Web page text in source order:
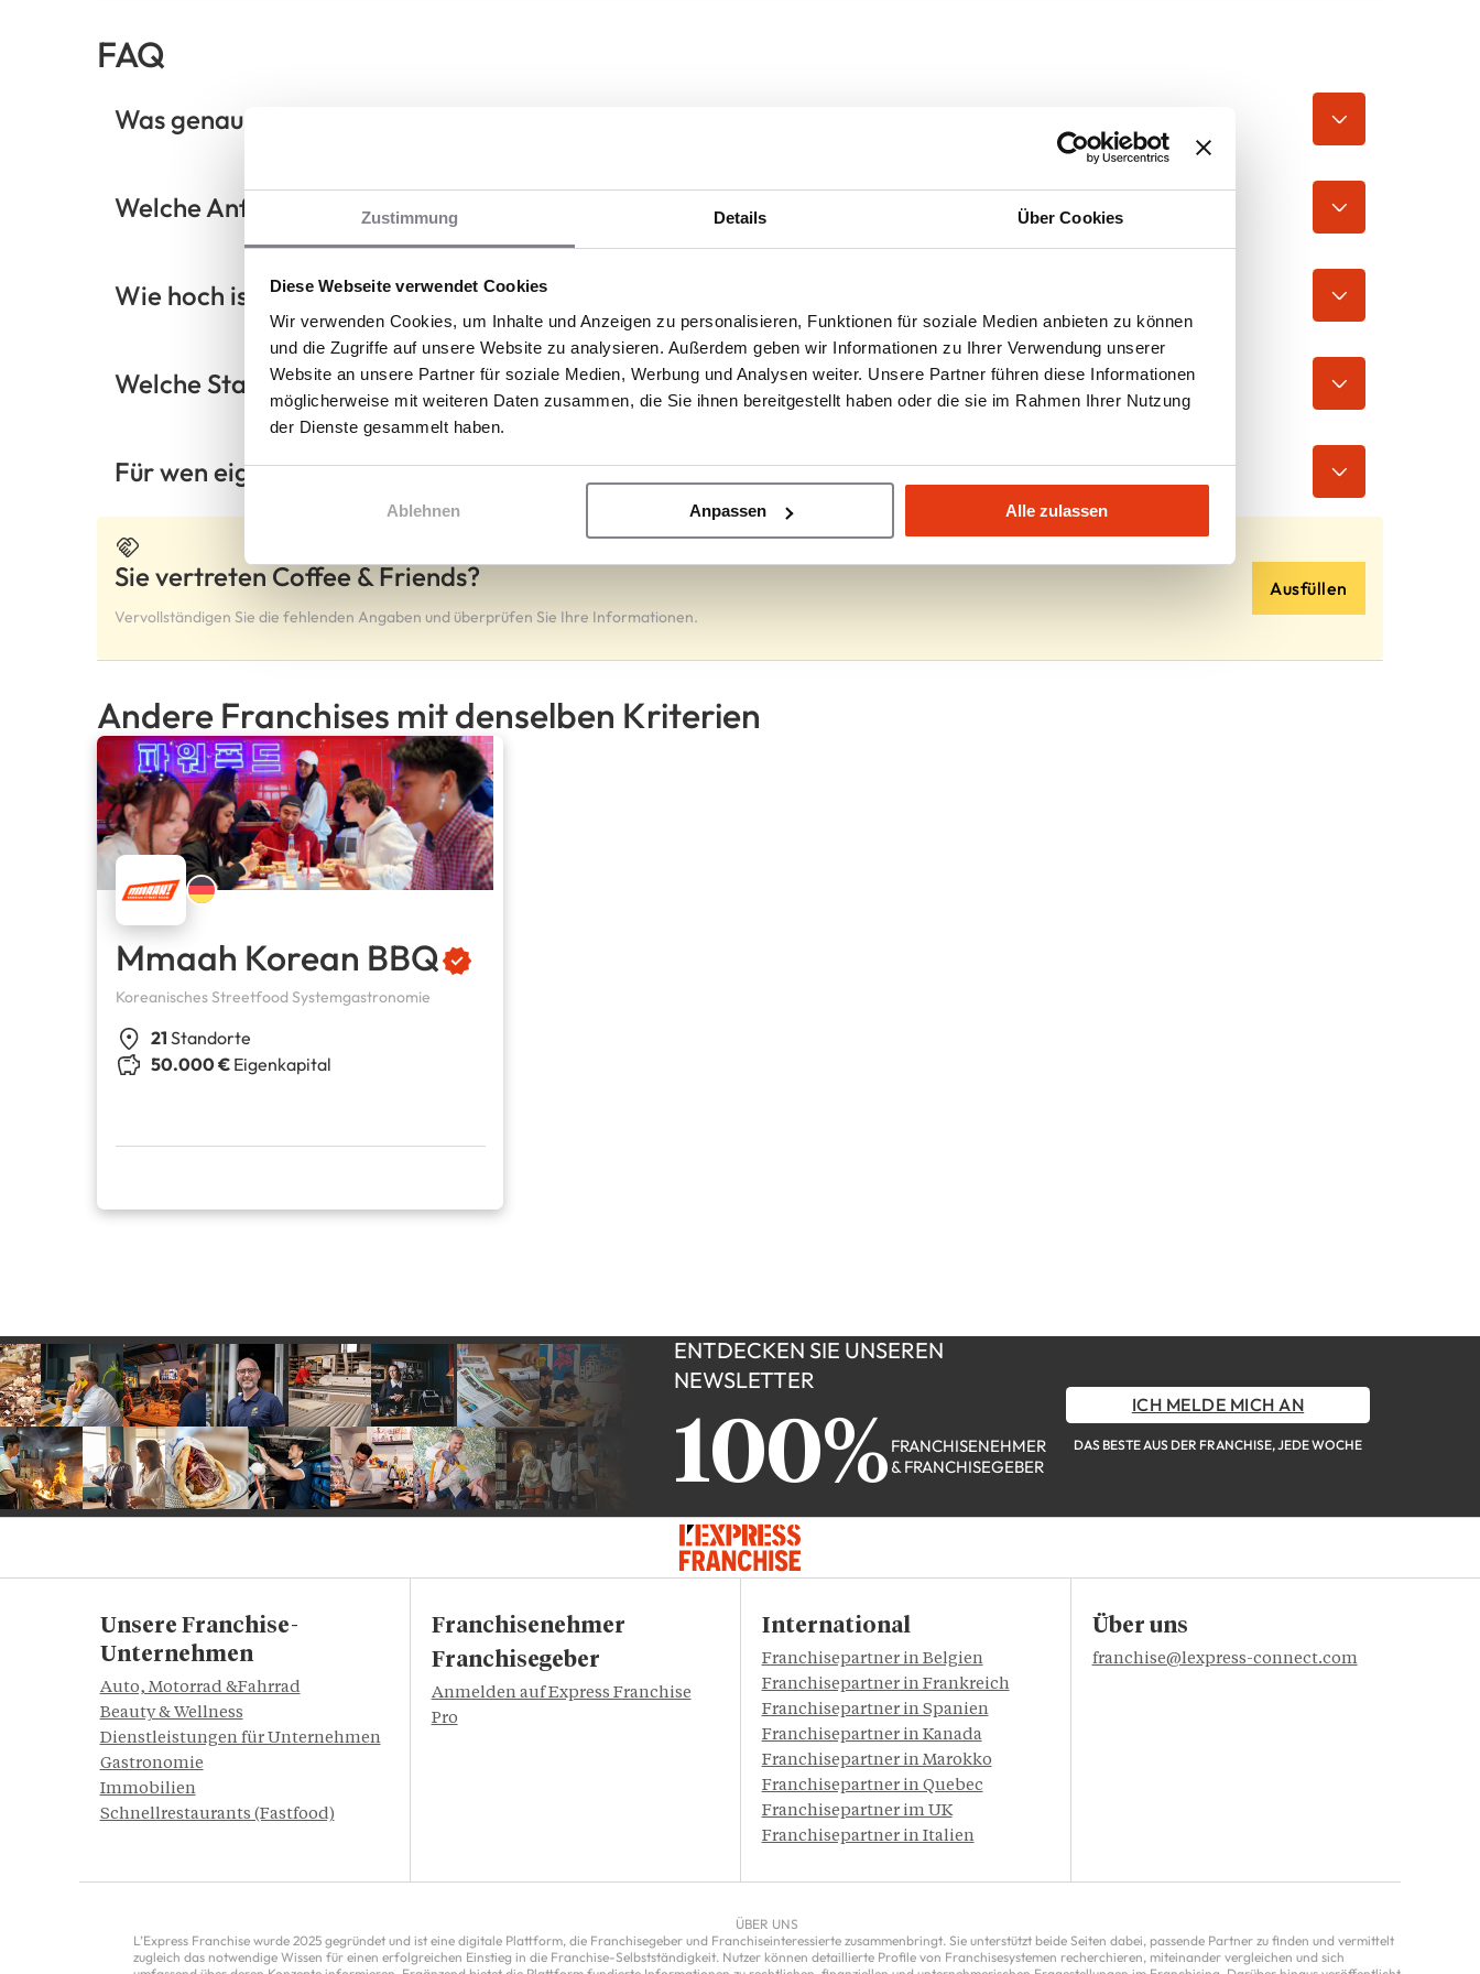
Zustimmung Details Über Cookies
Diese Webseite verwendet Cookies
Wir verwenden Cookies, um Inhalte und Anzeigen zu personalisieren, Funktionen für soziale Medien anbieten zu können
und die Zugriffe auf unsere Website zu analysieren. Außerdem geben wir Informationen zu Ihrer Verwendung unserer
Website an unsere Partner für soziale Medien, Werbung und Analysen weiter. Unsere Partner führen diese Informationen
möglicherweise mit weiteren Daten zusammen, die Sie ihnen bereitgestellt haben oder die sie im Rahmen Ihrer Nutzung
der Dienste gesammelt haben.
Ablehnen Anpassen Alle zulassen
FAQ
Was genau ist Coffee & Friends und wie ist das Geschäftsmodell aufgebaut?
Welche Anforderungen stellt Coffee & Friends an Franchisenehmer?
Wie hoch ist der Investitionsaufwand bei Coffee & Friends?
Welche Standorte eignen sich besonders gut für das Konzept?
Für wen eignet sich Coffee & Friends als Franchise- bzw. Lizenzmodell?
Sie vertreten Coffee & Friends?
Vervollständigen Sie die fehlenden Angaben und überprüfen Sie Ihre Informationen.
Ausfüllen
Andere Franchises mit denselben Kriterien
Mmaah Korean BBQ
Koreanisches Streetfood Systemgastronomie
21 Standorte
50.000 € Eigenkapital
ENTDECKEN SIE UNSEREN
NEWSLETTER
100% FRANCHISENEHMER
& FRANCHISEGEBER
ICH MELDE MICH AN
DAS BESTE AUS DER FRANCHISE, JEDE WOCHE
Unsere Franchise-
Unternehmen
Auto, Motorrad &Fahrrad
Beauty & Wellness
Dienstleistungen für Unternehmen
Gastronomie
Immobilien
Schnellrestaurants (Fastfood)
Franchisenehmer
Franchisegeber
Anmelden auf Express Franchise
Pro
International
Franchisepartner in Belgien
Franchisepartner in Frankreich
Franchisepartner in Spanien
Franchisepartner in Kanada
Franchisepartner in Marokko
Franchisepartner in Quebec
Franchisepartner im UK
Franchisepartner in Italien
Über uns
franchise@lexpress-connect.com
ÜBER UNS
L’Express Franchise wurde 2025 gegründet und ist eine digitale Plattform, die Franchisegeber und Franchiseinteressierte zusammenbringt. Sie unterstützt beide Seiten dabei, passende Partner zu finden und vermittelt
zugleich das notwendige Wissen für einen erfolgreichen Einstieg in die Franchise-Selbstständigkeit. Nutzer können detaillierte Profile von Franchisesystemen recherchieren, miteinander vergleichen und sich